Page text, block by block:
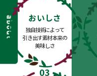
おいしさ
独自技術によって
引き出す素材本来の
美味しさ